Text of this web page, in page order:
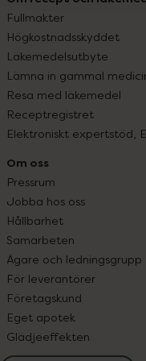
Fullmakter
Högkostnadsskyddet
Läkemedelsutbyte
Lämna in gammal
Resa med läkemedel
Receptregistret
Elektroniskt expertstöd,
Om oss
Pressrum
Jobba hos oss
Hållbarhet
Samarbeten
Ägare och ledningsgrupp
För leverantörer
Företagskund
Eget apotek
Glädjeeffekten